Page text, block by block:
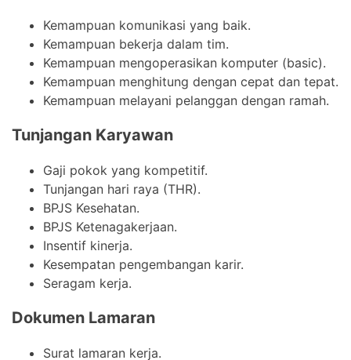
Kemampuan komunikasi yang baik.
Kemampuan bekerja dalam tim.
Kemampuan mengoperasikan komputer (basic).
Kemampuan menghitung dengan cepat dan tepat.
Kemampuan melayani pelanggan dengan ramah.
Tunjangan Karyawan
Gaji pokok yang kompetitif.
Tunjangan hari raya (THR).
BPJS Kesehatan.
BPJS Ketenagakerjaan.
Insentif kinerja.
Kesempatan pengembangan karir.
Seragam kerja.
Dokumen Lamaran
Surat lamaran kerja.